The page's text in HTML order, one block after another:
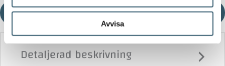
Avvisa
Ladda ner produktblad
Detaljerad beskrivning